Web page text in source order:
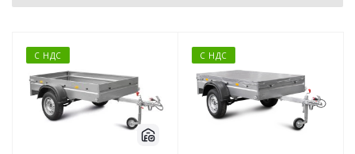
С НДС С НДС